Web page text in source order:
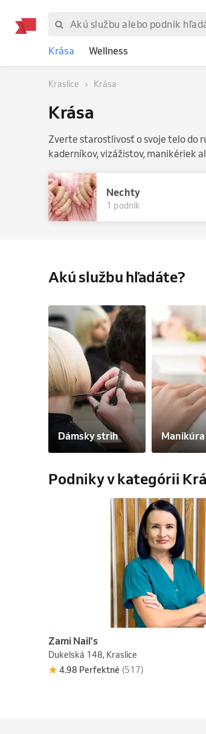
Krása Wellness
Kraslice Krása
Krása
Zverte starostlivosť o svoje telo do
kaderníkov, vizážistov, manikériek
Nechty
1 podnik
Akú službu hľadáte?
Dámsky strih Manikúra
Podniky v kategórii
Zami Nail's
Dukelská 148, Kraslice
4.98 Perfektné (517)